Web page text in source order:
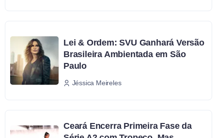
Lei & Ordem: SVU Ganhará Versão
Brasileira Ambientada em São
Paulo
Jéssica Meireles
Ceará Encerra Primeira Fase da